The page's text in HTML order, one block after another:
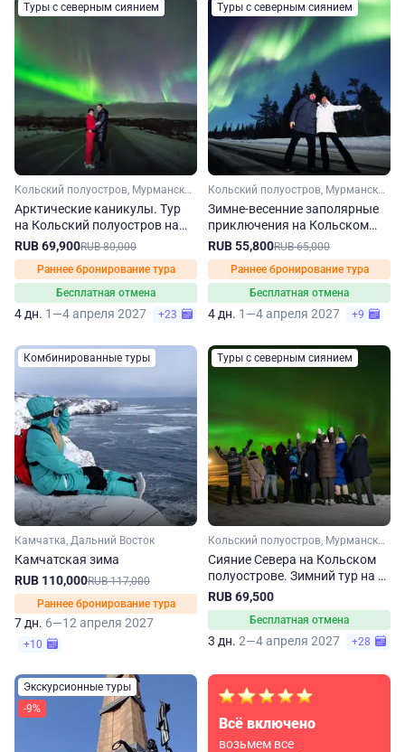
Туры с северным сиянием
Кольский полуостров, Мурманская область, Арктика
Арктические каникулы. Тур
на Кольский полуостров на
зиму-весну
RUB 69,900RUB 80,000
Раннее бронирование тура
Бесплатная отмена
4 дн. 1—4 апреля 2027 +23
Туры с северным сиянием
Кольский полуостров, Мурманская область, Арктика
Зимне-весенние заполярные
приключения на Кольском
полуострове
RUB 55,800RUB 65,000
Раннее бронирование тура
Бесплатная отмена
4 дн. 1—4 апреля 2027 +9
Комбинированные туры
Камчатка, Дальний Восток
Камчатская зима
RUB 110,000RUB 117,000
Раннее бронирование тура
7 дн. 6—12 апреля 2027
+10
Туры с северным сиянием
Кольский полуостров, Мурманская область, Арктика
Сияние Севера на Кольском
полуострове. Зимний тур на 3
дня
RUB 69,500
Бесплатная отмена
3 дн. 2—4 апреля 2027 +28
Экскурсионные туры
-9%
Всё включено
возьмем все